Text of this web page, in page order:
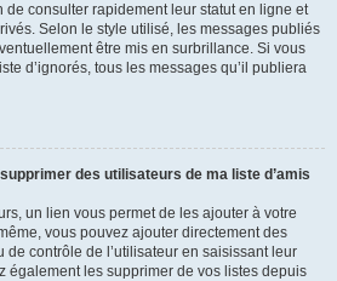
de consulter rapidement leur statut en ligne et
Selon le style utilisé, les messages publiés
être mis en surbrillance. Si vous
d’ignorés, tous les messages qu’il publiera
des utilisateurs de ma liste d’amis
un lien vous permet de les ajouter à votre
vous pouvez ajouter directement des
contrôle de l’utilisateur en saisissant leur
également les supprimer de vos listes depuis